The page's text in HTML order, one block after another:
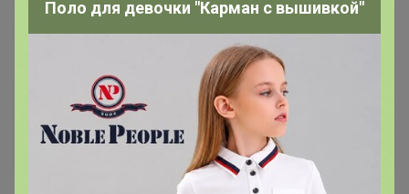
Поло для девочки "Карман с вышивкой"